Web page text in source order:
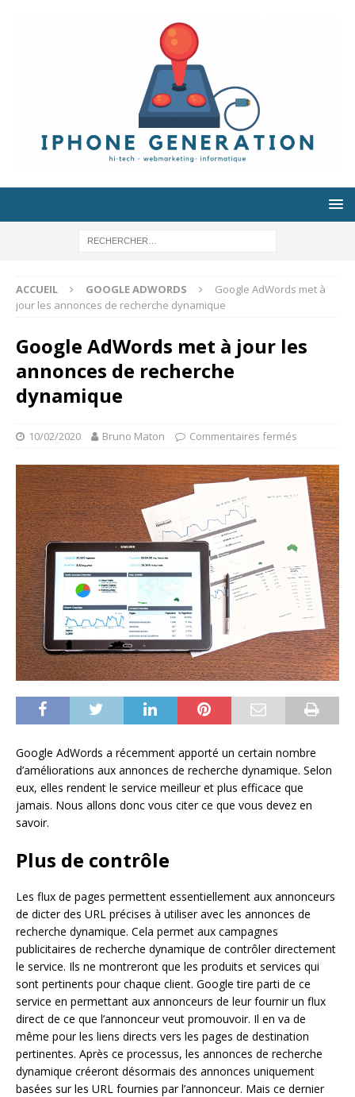
ACCUEIL GOOGLE ADWORDS
Google AdWords met à
jour les annonces de recherche dynamique
Google AdWords met à jour les
annonces de recherche
dynamique
10/02/2020 Bruno Maton Commentaires fermés
Google AdWords a récemment apporté un certain nombre
d’améliorations aux annonces de recherche dynamique. Selon
eux, elles rendent le service meilleur et plus efficace que
jamais. Nous allons donc vous citer ce que vous devez en
savoir.
Plus de contrôle
Les flux de pages permettent essentiellement aux annonceurs
de dicter des URL précises à utiliser avec les annonces de
recherche dynamique. Cela permet aux campagnes
publicitaires de recherche dynamique de contrôler directement
le service. Ils ne montreront que les produits et services qui
sont pertinents pour chaque client. Google tire parti de ce
service en permettant aux annonceurs de leur fournir un flux
direct de ce que l’annonceur veut promouvoir. Il en va de
même pour les liens directs vers les pages de destination
pertinentes. Après ce processus, les annonces de recherche
dynamique créeront désormais des annonces uniquement
basées sur les URL fournies par l’annonceur. Mais ce dernier